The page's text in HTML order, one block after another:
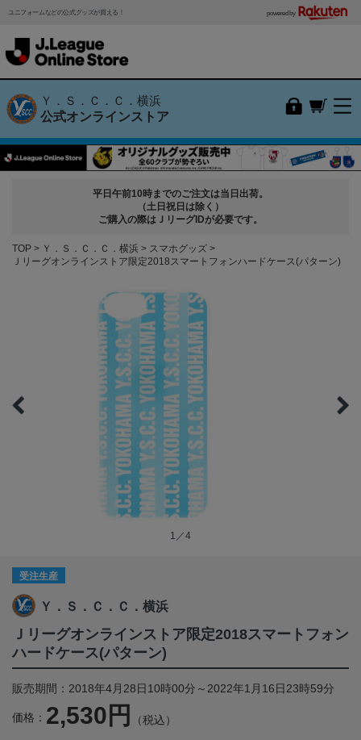
ユニフォームなどの公式グッズが買える！ powered by
Ｙ．Ｓ．Ｃ．Ｃ．横浜
公式オンラインストア
平日午前10時までのご注文は当日出荷。
（土日祝日は除く）
ご購入の際はＪリーグIDが必要です。
TOP Ｙ．Ｓ．Ｃ．Ｃ．横浜
スマホグッズ
Ｊリーグオンラインストア限定2018スマートフォンハードケース(パターン)
1／4
受注生産
Ｙ．Ｓ．Ｃ．Ｃ．横浜
Ｊリーグオンラインストア限定2018スマートフォン
ハードケース(パターン)
販売期間：2018年4月28日10時00分～2022年1月16日23時59分
価格： 2,530円 （税込）